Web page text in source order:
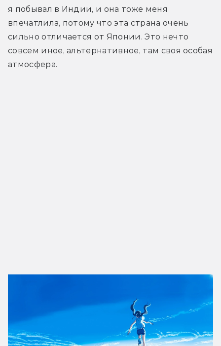
я побывал в Индии, и она тоже меня
впечатлила, потому что эта страна очень
сильно отличается от Японии. Это нечто
совсем иное, альтернативное, там своя особая
атмосфера.